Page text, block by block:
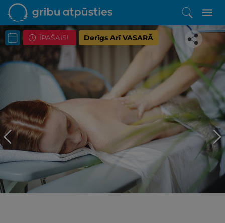
ĪPAŠAIS! Derīgs Arī VASARĀ
Iepatikās šis piedāvājums?
Līdz brīnišķīgai atpūtai atlikuši tikai daži soļi
PĒRKU